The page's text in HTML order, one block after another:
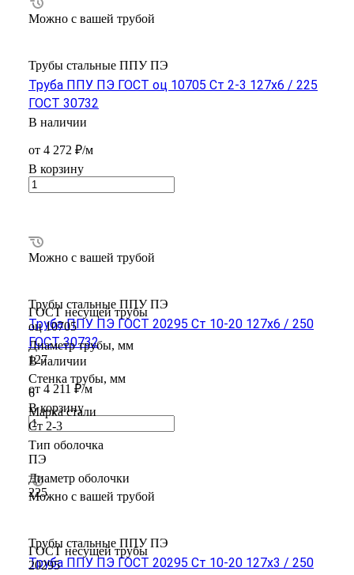
ГОСТ несущей трубы
оц 10705
Диаметр трубы, мм
127
Стенка трубы, мм
6
Марка стали
Ст 2-3
Тип оболочка
ПЭ
Диаметр оболочки
225
Можно с вашей трубой
Трубы стальные ППУ ПЭ
Труба ППУ ПЭ ГОСТ оц 10705 Ст 2-3 127x6 / 225
ГОСТ 30732
В наличии
от 4 272 ₽/м
В корзину
ГОСТ несущей трубы
20295
Можно с вашей трубой
Трубы стальные ППУ ПЭ
Труба ППУ ПЭ ГОСТ 20295 Ст 10-20 127x6 / 250
ГОСТ 30732
В наличии
от 4 211 ₽/м
В корзину
Можно с вашей трубой
Трубы стальные ППУ ПЭ
Труба ППУ ПЭ ГОСТ 20295 Ст 10-20 127x3 / 250